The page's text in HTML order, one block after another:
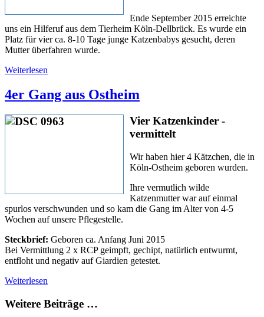
Ende September 2015 erreichte
uns ein Hilferuf aus dem Tierheim Köln-Dellbrück. Es wurde ein
Platz für vier ca. 8-10 Tage junge Katzenbabys gesucht, deren
Mutter überfahren wurde.
Weiterlesen
4er Gang aus Ostheim
Vier Katzenkinder -
vermittelt
Wir haben hier 4 Kätzchen, die in
Köln-Ostheim geboren wurden.
Ihre vermutlich wilde
Katzenmutter war auf einmal
spurlos verschwunden und so kam die Gang im Alter von 4-5
Wochen auf unsere Pflegestelle.
Steckbrief: Geboren ca. Anfang Juni 2015
Bei Vermittlung 2 x RCP geimpft, gechipt, natürlich entwurmt,
entfloht und negativ auf Giardien getestet.
Weiterlesen
Weitere Beiträge …